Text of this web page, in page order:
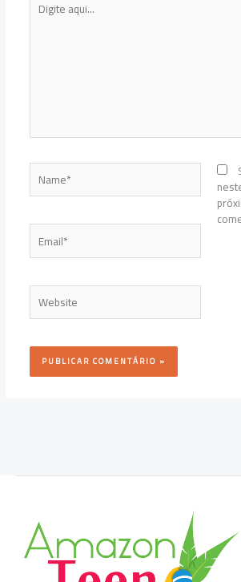
aqui...
Name*
Email*
Website